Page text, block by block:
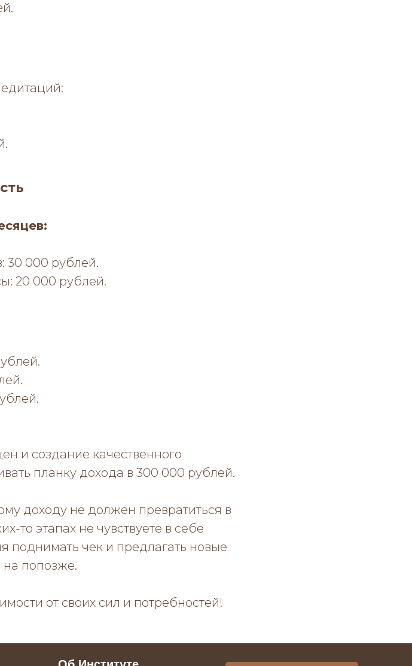
30 000 рублей.
20 000 рублей.
и создание качественного
планку дохода в 300 000 рублей.
доходу не должен превратиться в
то этапах не чувствуете в себе
поднимать чек и предлагать новые
на попозже.
от своих сил и потребностей!